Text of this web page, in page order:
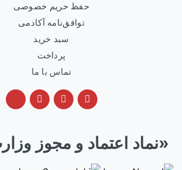
حفظ حریم خصوصی
توافق‌نامه آکادمی
سبد خرید
پرداخت
تماس با ما
«نماد اعتماد و مجوز